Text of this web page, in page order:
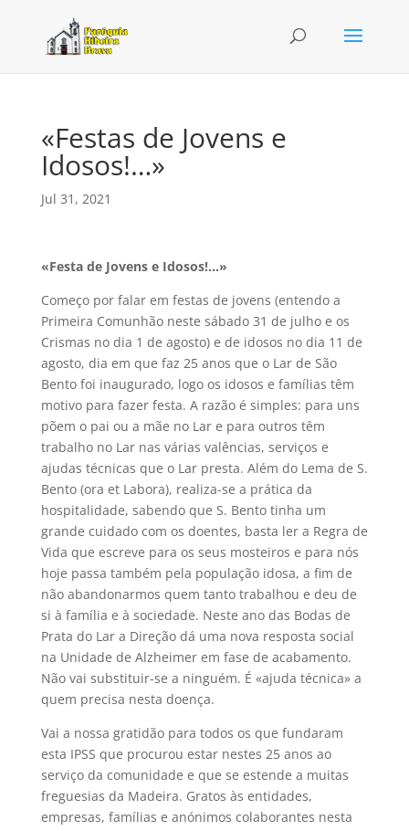
«Festas de Jovens e
Idosos!…»
Jul 31, 2021
«Festa de Jovens e Idosos!…»
Começo por falar em festas de jovens (entendo a
Primeira Comunhão neste sábado 31 de julho e os
Crismas no dia 1 de agosto) e de idosos no dia 11 de
agosto, dia em que faz 25 anos que o Lar de São
Bento foi inaugurado, logo os idosos e famílias têm
motivo para fazer festa. A razão é simples: para uns
põem o pai ou a mãe no Lar e para outros têm
trabalho no Lar nas várias valências, serviços e
ajudas técnicas que o Lar presta. Além do Lema de S.
Bento (ora et Labora), realiza-se a prática da
hospitalidade, sabendo que S. Bento tinha um
grande cuidado com os doentes, basta ler a Regra de
Vida que escreve para os seus mosteiros e para nós
hoje passa também pela população idosa, a fim de
não abandonarmos quem tanto trabalhou e deu de
si à família e à sociedade. Neste ano das Bodas de
Prata do Lar a Direção dá uma nova resposta social
na Unidade de Alzheimer em fase de acabamento.
Não vai substituir-se a ninguém. É «ajuda técnica» a
quem precisa nesta doença.
Vai a nossa gratidão para todos os que fundaram
esta IPSS que procurou estar nestes 25 anos ao
serviço da comunidade e que se estende a muitas
freguesias da Madeira. Gratos às entidades,
empresas, famílias e anónimos colaborantes nesta